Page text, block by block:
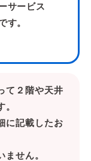
サービス
す。
て２階や天井
に記載したお
せん。